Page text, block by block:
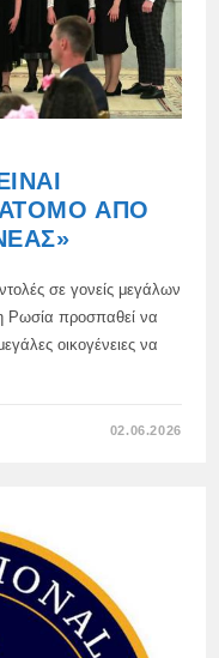
ΆΤΟΜΟ ΑΠΌ
σε γονείς μεγάλων
Ρωσία προσπαθεί να
οικογένειες να
02.06.2026